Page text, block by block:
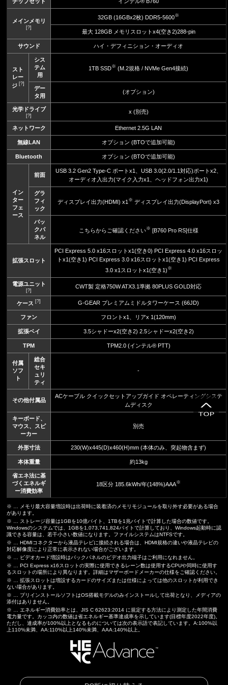
メインメモリ
[?]
32GB (16GBx2枚) DDR5-5600※
最大 128GB メモリスロットx4(空き2)288-pin
サウンド ハイ・デフィニション・オーディオ
スト
レー
ジ [?]
シス
テム
用
1TB SSD※ (M.2規格 / NVMe Gen4接続)
デー
タ用
(オプション)
光学ドライブ
[?]
x (別売)
ネットワーク Ethernet 2.5G LAN
無線LAN オプション (BTOで追加可能)
Bluetooth オプション (BTOで追加可能)
イン
ター
フェ
ース
前面
USB 3.2 Gen2 Type-C ポートx1、USB 3.0(2.0/1.1対応)ポートx2、
オーディオ入出力(マイク入力x1、ヘッドフォン出力x1)
グラ
フィ
ック
ディスプレイ出力(HDMI) x1 ※ ディスプレイ出力(DisplayPort) x3
バッ
クパ
ネル
こちらからご確認ください※ [B760 Pro RS]仕様
拡張スロット
PCI Express 5.0 x16スロットx1(空き0) PCI Express 4.0 x16スロッ
トx1(空き1) PCI Express 3.0 x16スロットx1(空き1) PCI Express
3.0 x1スロットx1(空き1) ※
電源ユニット
[?]
CWT製 定格750W ATX3.1準拠 80PLUS GOLD対応
ケース [?] G-GEAR プレミアムミドルタワーケース (66JD)
ファン フロントx1、リアx 1(120mm)
拡張ベイ 3.5シャドーx2(空き2) 2.5シャドーx2(空き2)
TPM TPM2.0 (インテル® PTT)
付属
ソフ
ト
総合
セキ
ュリ
ティ
-
その他付属品
ACケーブル クイックセットアップガイド オペレーティングシステ
ムディスク
キーボード、
マウス、スピ
ーカー
別売
外形寸法 230(W)x445(D)x460(H)mm (本体のみ、突起物含まず)
本体重量 約13kg
省エネ法に基
づくエネルギ
ー消費効率
18区分 185.6kWh/年(148%)AAA※
※ … メモリ最大容量増設時は出荷時に装着済のメモリモジュールを取り外す必要がある場合
があります。
※ … ストレージ容量は1GBを10億バイト、1TBを1兆バイトで計算した場合の数値です。
Windowsのシステムでは、1GBを1,073,741,824バイトで計算しており、Windows起動時に認
識できる容量は、若干小さい数値になります。ファイルシステムはNTFSです。
※ … HDMIコネクターから液晶テレビに接続される場合は、HDMI規格の違いや液晶テレビの
対応解像度により正常に表示されない場合がございます。
※ … ビデオカード増設時はバックパネルのビデオ出力端子はご利用になれません。
※ … PCI Express x16スロットの実際に使用できるレーン数は使用するCPUや同時に使用す
るスロットの場所により異なります。詳細はマザーボードメーカーの仕様をご確認ください。
※ … 拡張スロットは増設するカードのサイズまたは仕様によっては他のスロットが利用でき
ない場合があります。
※ … プリインストールソフトはOS搭載モデルのみインストールして出荷となり、メディアの
添付はありません。
※ … エネルギー消費効率とは、JIS C 62623:2014 に規定する方法により測定した年間消費
電力量です。カッコ内の数値は省エネルギー基準達成率を示しています(目標年度2022年度)。
ただし、達成率が100%以上となるものについては次の表示語で表記しています。A:100%以
上110%未満、AA:110%以上140%未満、AAA:140%以上。